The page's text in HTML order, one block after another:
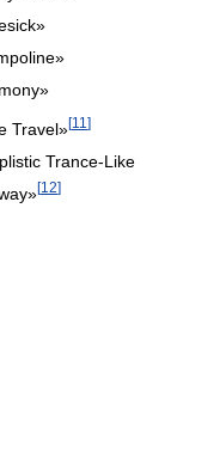
Travel»[11 ]
Trance-Like
[12]